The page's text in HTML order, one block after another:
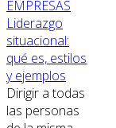
EMPRESAS
Liderazgo
situacional:
qué es, estilos
y ejemplos
Dirigir a todas
las personas